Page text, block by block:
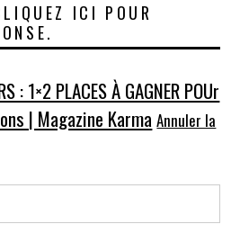
ICI POUR
: 1×2 PLACES À GAGNER POUr
| Magazine Karma Annuler la